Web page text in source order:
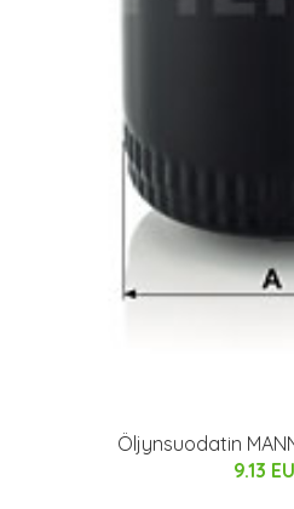
Öljynsuodatin
9.13